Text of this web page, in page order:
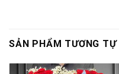
SẢN PHẨM TƯƠNG TỰ